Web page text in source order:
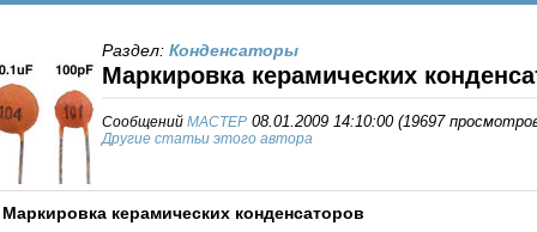
Раздел: Конденсаторы
Маркировка керамических
Сообщений MACTEP 08.01.2009 14:10:00 (19697
Другие статьи этого автора
керамических конденсаторов